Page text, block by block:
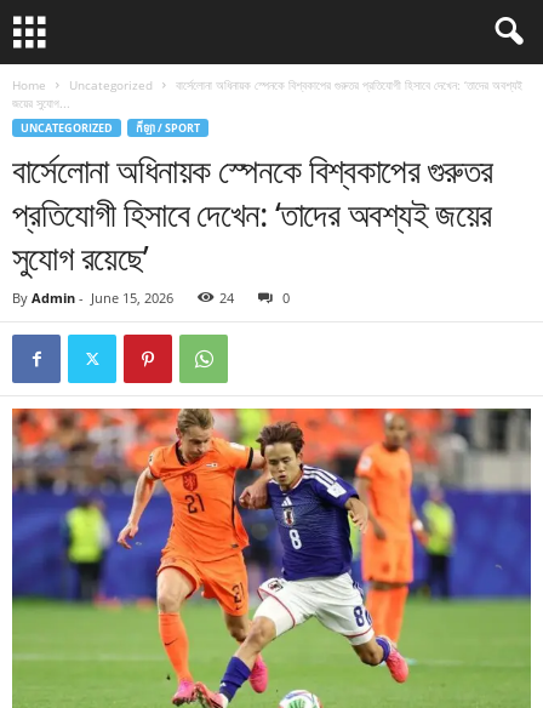
Home Uncategorized
বার্সেলোনা অধিনায়ক স্পেনকে বিশ্বকাপের গুরুতর প্রতিযোগী হিসাবে দেখেন: ‘তাদের অবশ্যই
জয়ের সুযোগ...
UNCATEGORIZED កីឡា / SPORT
বার্সেলোনা অধিনায়ক স্পেনকে বিশ্বকাপের গুরুতর
প্রতিযোগী হিসাবে দেখেন: ‘তাদের অবশ্যই জয়ের
সুযোগ রয়েছে’
By Admin - June 15, 2026 24 0